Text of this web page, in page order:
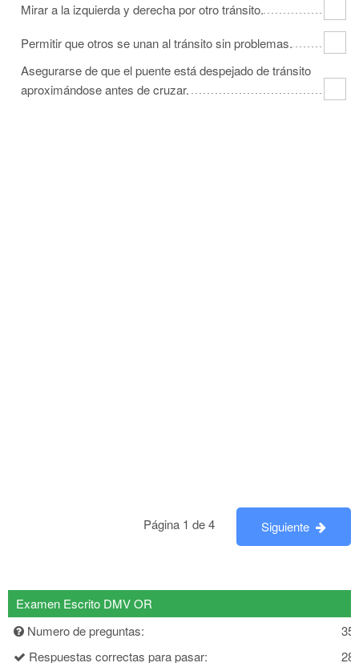
Mirar a la izquierda y derecha por otro tránsito.
Permitir que otros se unan al tránsito sin problemas.
Asegurarse de que el puente está despejado de tránsito
aproximándose antes de cruzar.
Página 1 de 4 Siguiente
Examen Escrito DMV OR
Numero de preguntas:
35
Respuestas correctas para pasar:
28